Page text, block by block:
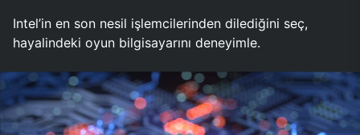
Intel’in en son nesil işlemcilerinden dilediğini seç,
hayalindeki oyun bilgisayarını deneyimle.